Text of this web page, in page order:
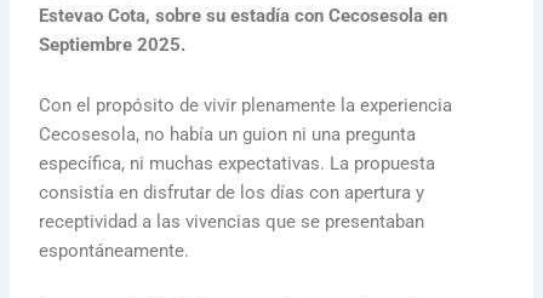
Estevao Cota, sobre su estadía con Cecosesola en
Septiembre 2025.
Con el propósito de vivir plenamente la experiencia
Cecosesola, no había un guion ni una pregunta
específica, ni muchas expectativas. La propuesta
consistía en disfrutar de los días con apertura y
receptividad a las vivencias que se presentaban
espontáneamente.